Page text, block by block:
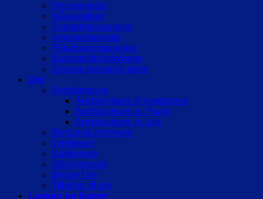
Personvægte
Målearktikler
Forstørrelsesspejle
kropstermometer
Pilledoseringsæsker
Badestol/toiletforhøjer
Diverse personlig pleje
Ure
Armbåndsure
Armbåndsure til svagtsynet
Armbåndsure m. Punkt
Armbåndsure m. tale
Bordure/Lommeure
Vækkeure
Køkkenure
Vibrationsure
Øvrige Ure
Tilbehør til ure
Lamper og lupper